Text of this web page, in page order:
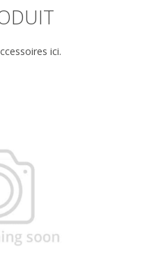
ici.